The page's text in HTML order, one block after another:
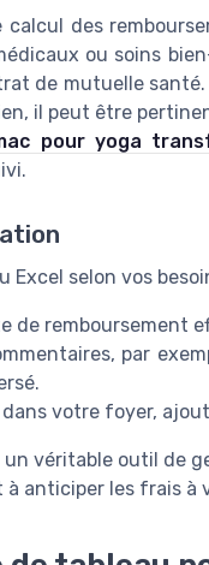
des
ou soins
de mutuelle
il peut être
pour yoga
Excel selon vos
de remboursement
par
votre foyer,
véritable outil de
anticiper les frais à